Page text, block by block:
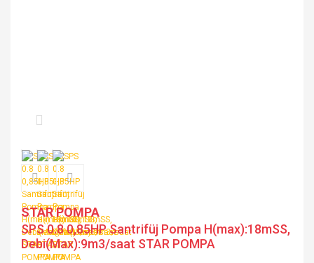
STAR POMPA
SPS 0.8 0,85HP Santrifüj Pompa H(max):18mSS,
Debi(Max):9m3/saat STAR POMPA